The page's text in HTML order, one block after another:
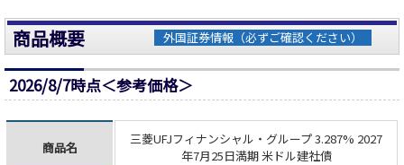
商品概要 外国証券情報（必ずご確認ください）
2026/8/7時点＜参考価格＞
商品名
三菱UFJフィナンシャル・グループ 3.287% 2027
年7月25日満期 米ドル建社債